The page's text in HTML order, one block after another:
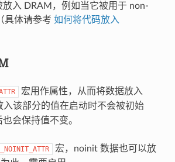
放入 DRAM，例如当它被用于 non-
具体请参考 如何将代码放入
宏用作属性，从而将数据放入
入该部分的值在启动时不会被初始
会保持值不变。
宏，noinit 数据也可以放